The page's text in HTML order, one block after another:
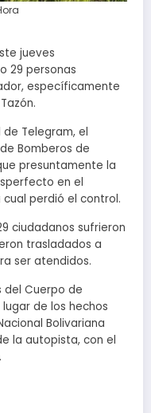
jueves
29 personas
específicamente
de Telegram, el
Bomberos de
presuntamente la
en el
perdió el control.
ciudadanos sufrieron
trasladados a
ser atendidos.
del Cuerpo de
de los hechos
Bolivariana
la autopista, con el